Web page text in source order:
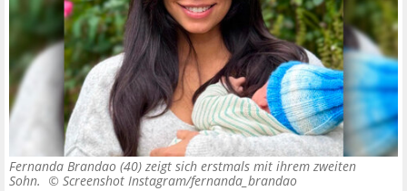
Fernanda Brandao (40) zeigt sich erstmals mit ihrem zweiten
Sohn. © Screenshot Instagram/fernanda_brandao